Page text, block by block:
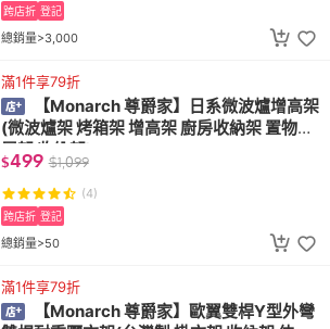
總銷量>3,000
跨店折 登記
滿1件享79折
【Monarch 尊爵家】日系微波爐增高架
(微波爐架 烤箱架 增高架 廚房收納架 置物架
層架 收納架)
$499 $1,099
(4)
總銷量>50
跨店折 登記
滿1件享79折
【Monarch 尊爵家】歐翼雙桿Y型外彎